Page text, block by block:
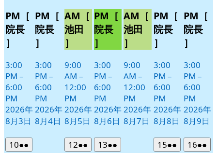
PM［
院長
］
3:00
PM –
6:00
PM
2026年
8月3日
PM［
院長
］
3:00
PM –
6:00
PM
2026年
8月4日
AM［
池田
］
9:00
AM –
12:00
PM
2026年
8月5日
PM［
院長
］
3:00
PM –
6:00
PM
2026年
8月6日
AM［
池田
］
9:00
AM –
12:00
PM
2026年
8月7日
PM［
院長
］
3:00
PM –
6:00
PM
2026年
8月8日
PM［
院長
］
3:00
PM –
6:00
PM
2026年
8月9日
102026
●● 122026
●● 132026
●● 152026
●● 162026
●●